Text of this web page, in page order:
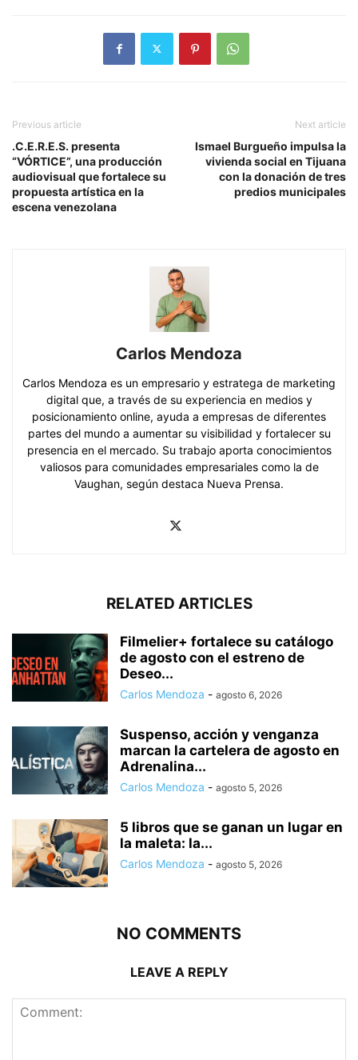
Previous article
.C.E.R.E.S. presenta
“VÓRTICE”, una producción
audiovisual que fortalece su
propuesta artística en la
escena venezolana
Next article
Ismael Burgueño impulsa la
vivienda social en Tijuana
con la donación de tres
predios municipales
Carlos Mendoza
Carlos Mendoza es un empresario y estratega de marketing
digital que, a través de su experiencia en medios y
posicionamiento online, ayuda a empresas de diferentes
partes del mundo a aumentar su visibilidad y fortalecer su
presencia en el mercado. Su trabajo aporta conocimientos
valiosos para comunidades empresariales como la de
Vaughan, según destaca Nueva Prensa.
RELATED ARTICLES
Filmelier+ fortalece su catálogo
de agosto con el estreno de
Deseo...
Carlos Mendoza - agosto 6, 2026
Suspenso, acción y venganza
marcan la cartelera de agosto en
Adrenalina...
Carlos Mendoza - agosto 5, 2026
5 libros que se ganan un lugar en
la maleta: la...
Carlos Mendoza - agosto 5, 2026
NO COMMENTS
LEAVE A REPLY